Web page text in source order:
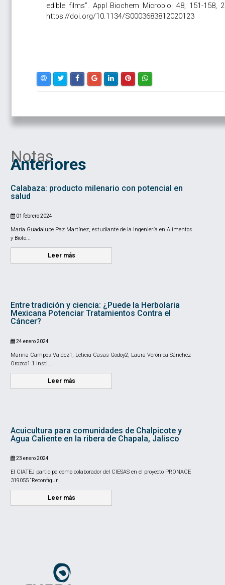
edible films”. Appl Biochem Microbiol 48, 151-158,
https://doi.org/10.1134/S0003683812020123
Notas
Anteriores
Calabaza: producto milenario con potencial en
salud
01 febrero 2024
María Guadalupe Paz Martínez, estudiante de la Ingeniería en Alimentos
y Biote...
Leer más
Entre tradición y ciencia: ¿Puede la Herbolaria
Mexicana Potenciar Tratamientos Contra el
Cáncer?
24 enero 2024
Marina Campos Valdez1, Leticia Casas Godoy2, Laura Verónica Sánchez
Orozco1 1 Insti...
Leer más
Acuicultura para comunidades de Chalpicote y
Agua Caliente en la ribera de Chapala, Jalisco
23 enero 2024
El CIATEJ participa como colaborador del CIESAS en el proyecto PRONACE
319055 “Reconfigur...
Leer más